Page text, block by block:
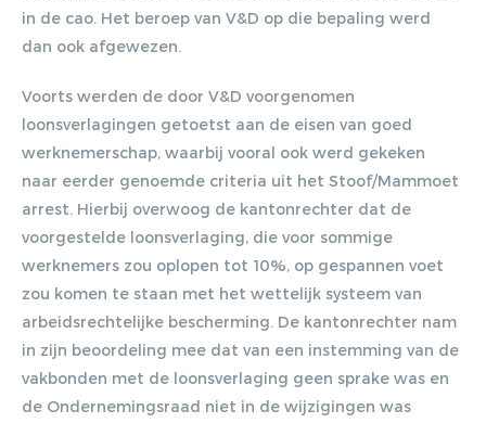
in de cao. Het beroep van V&D op die bepaling werd
dan ook afgewezen.
Voorts werden de door V&D voorgenomen
loonsverlagingen getoetst aan de eisen van goed
werknemerschap, waarbij vooral ook werd gekeken
naar eerder genoemde criteria uit het Stoof/Mammoet
arrest. Hierbij overwoog de kantonrechter dat de
voorgestelde loonsverlaging, die voor sommige
werknemers zou oplopen tot 10%, op gespannen voet
zou komen te staan met het wettelijk systeem van
arbeidsrechtelijke bescherming. De kantonrechter nam
in zijn beoordeling mee dat van een instemming van de
vakbonden met de loonsverlaging geen sprake was en
de Ondernemingsraad niet in de wijzigingen was